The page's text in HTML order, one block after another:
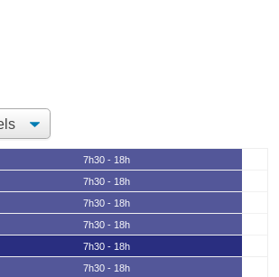
7h30 - 18h
7h30 - 18h
7h30 - 18h
7h30 - 18h
7h30 - 18h
7h30 - 18h